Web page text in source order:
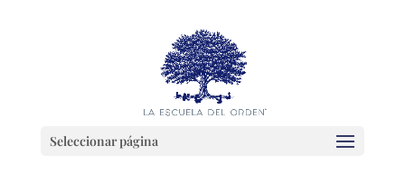
Seleccionar página